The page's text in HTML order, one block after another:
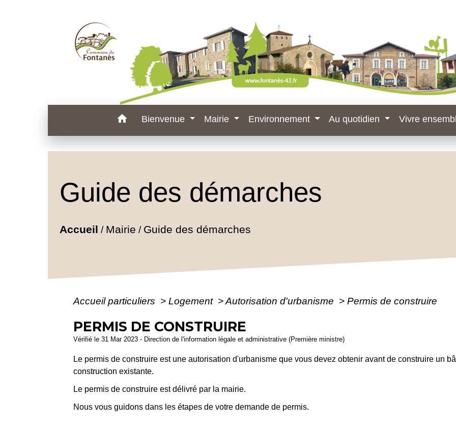
home Bienvenue Mairie Environnement Au quotidien Vivre
Guide des démarches
Accueil / Mairie / Guide des démarches
Accueil particuliers > Logement >Autorisation d'urbanisme > Permis de construire
PERMIS DE CONSTRUIRE
Vérifié le 31 Mar 2023 - Direction de l'information légale et administrative (Première ministre)
Le permis de construire est une autorisation d'urbanisme que vous devez obtenir avant de construire un
construction existante.
Le permis de construire est délivré par la mairie.
Nous vous guidons dans les étapes de votre demande de permis.